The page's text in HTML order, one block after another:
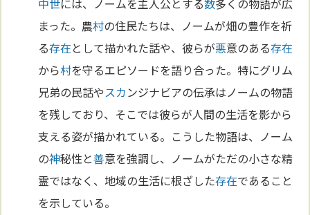
まった。農村の住民たちは、ノームが畑の豊作を祈
る存在として描かれた話や、彼らが悪意のある存在
から村を守るエピソードを語り合った。特にグリム
兄弟の民話やスカ ンジナビアの伝承はノームの物語
を残しており、そこでは彼らが人間の生活を影から
支える姿が描かれている。こうした物語は、ノーム
の神秘性と善意を強調し、ノームがただの小さな精
霊ではなく、地域の生活に根ざした存在であること
を示している。